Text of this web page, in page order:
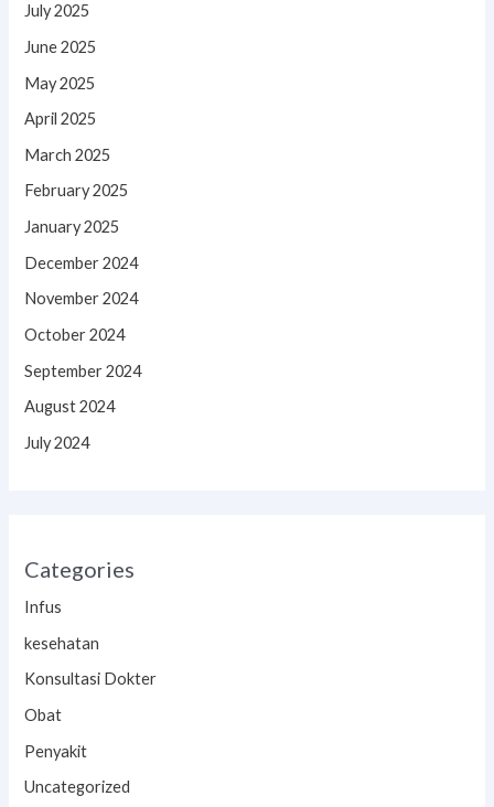
July 2025
June 2025
May 2025
April 2025
March 2025
February 2025
January 2025
December 2024
November 2024
October 2024
September 2024
August 2024
July 2024
Categories
Infus
kesehatan
Konsultasi Dokter
Obat
Penyakit
Uncategorized